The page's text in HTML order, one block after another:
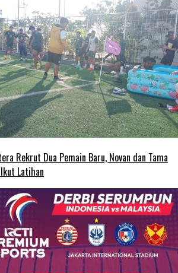
Rekrut Dua Pemain Baru, Novan dan Tama
Latihan